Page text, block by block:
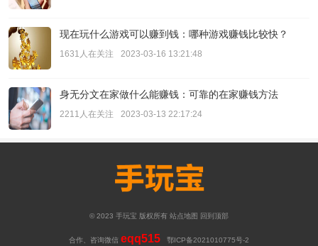
现在玩什么游戏可以赚到钱：哪种游戏赚钱比较快？
1631人在关注 2023-03-16 13:21:48
身无分文在家做什么能赚钱：可靠的在家赚钱方法
2211人在关注 2023-03-13 22:17:24
© 2023 手玩宝 版权所有 站点地图 回到顶部
合作、咨询微信 eqq515 鄂ICP备2021010775号-2